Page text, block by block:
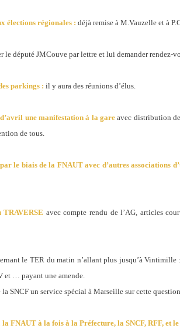
élections régionales :déjà remise à M.Vauzelle et à
le député JMCouve par lettre et lui demander rendez-
parkings : il y aura des réunions d’élus.
une manifestation à la gareavec distribution
de tous.
le biais de la FNAUT avec d’autres associations
avec compte rendu de l’AG, articles
le TER du matin n’allant plus jusqu’à
et … payant une amende.
SNCF un service spécial à Marseille sur cette
FNAUT à la fois à la Préfecture, la SNCF, RFF, et